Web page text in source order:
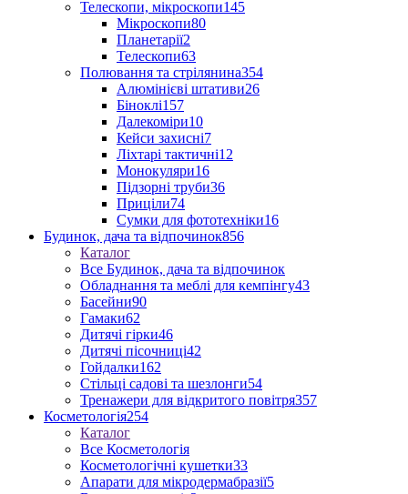
Телескопи, мікроскопи145
Мікроскопи80
Планетарії2
Телескопи63
Полювання та стрілянина354
Алюмінієві штативи26
Біноклі157
Далекоміри10
Кейси захисні7
Ліхтарі тактичні12
Монокуляри16
Підзорні труби36
Приціли74
Сумки для фототехніки16
Будинок, дача та відпочинок856
Каталог
Все Будинок, дача та відпочинок
Обладнання та меблі для кемпінгу43
Басейни90
Гамаки62
Дитячі гірки46
Дитячі пісочниці42
Гойдалки162
Стільці садові та шезлонги54
Тренажери для відкритого повітря357
Косметологія254
Каталог
Все Косметологія
Косметологічні кушетки33
Апарати для мікродермабразії5